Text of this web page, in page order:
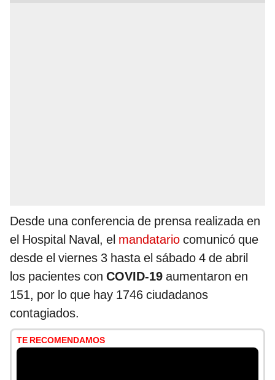
Desde una conferencia de prensa realizada en
el Hospital Naval, el mandatario comunicó que
desde el viernes 3 hasta el sábado 4 de abril
los pacientes con COVID-19 aumentaron en
151, por lo que hay 1746 ciudadanos
contagiados.
TE RECOMENDAMOS